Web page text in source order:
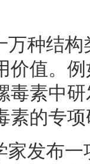
万种结
价值。
毒素中
素的专
家发布